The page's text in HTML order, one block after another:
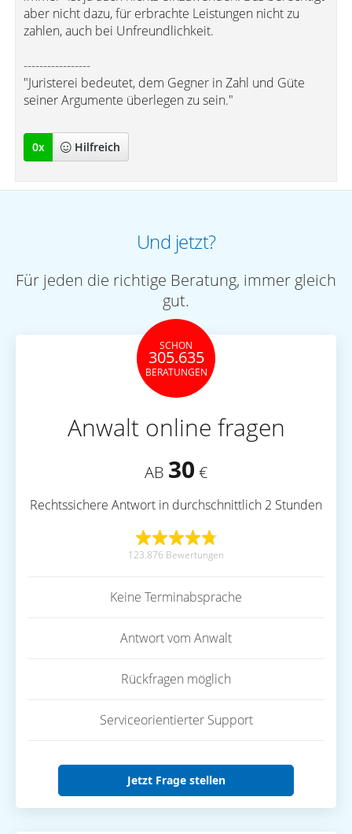
aber nicht dazu, für erbrachte Leistungen nicht zu
zahlen, auch bei Unfreundlichkeit.
-----------------
"Juristerei bedeutet, dem Gegner in Zahl und Güte
seiner Argumente überlegen zu sein."
0x Hilfreich
Und jetzt?
Für jeden die richtige Beratung, immer gleich
gut.
SCHON
305.635
BERATUNGEN
Anwalt online fragen
AB 30 €
Rechtssichere Antwort in durchschnittlich 2 Stunden
123.876 Bewertungen
Keine Terminabsprache
Antwort vom Anwalt
Rückfragen möglich
Serviceorientierter Support
Jetzt Frage stellen